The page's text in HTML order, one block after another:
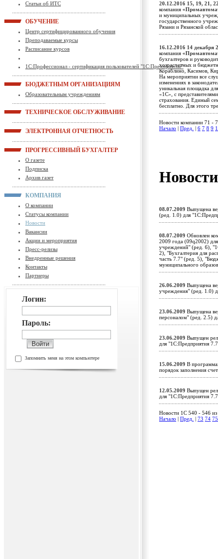
Статьи об ИТС
ОБУЧЕНИЕ
Центр сертифицированного обучения
Преподаваемые курсы
Расписание курсов
1С:Профессионал - сертификация пользователей "1С:Предприятие"
БЮДЖЕТНЫМ ОРГАНИЗАЦИЯМ
Образовательным учреждениям
ТЕХНИЧЕСКОЕ ОБСЛУЖИВАНИЕ
ЭЛЕКТРОННАЯ ОТЧЕТНОСТЬ
ПРОГРЕССИВНЫЙ БУХГАЛТЕР
О газете
Подписка
Архив газет
КОМПАНИЯ
О компании
Статусы компании
Новости
Вакансии
Акции и мероприятия
Пресс-релизы
Внедренные решения
Контакты
Партнеры
Логин:
Пароль:
Запомнить меня на этом компьютере
20.12.2016 15, 19, 21,
компания
и муниципальных
государственного
Рязани и Рязанской
16.12.2016 14 декабря
компания
бухгалтеров и
хозрасчетных и
Кораблино, Касимов,
На мероприятии все
изменениях в
уникальная площадка
«1С», с
страхования. Единый
бесплатно. Для этого
Новости компании 71 -
Начало
Пред. 6 7 8 9
08.07.2009 Выпущена
(ред. 1.0) для
08.07.2009 Обновлен
2009 года (09q2002)
учреждений" (ред. 6),
2), "Бухгалтерия для
часть 7.7" (ред. 5),
муниципального
26.06.2009 Выпущена
учреждения" (ред. 1.0)
23.06.2009 Выпущена
персоналом" (ред. 2.5)
23.06.2009 Выпущен
для "1С:Предприятия
15.06.2009 В
порядок заполнения
12.05.2009 Выпущен
для "1С:Предприятия
Новости 1C 540 - 546
Начало
Пред. 73 74 75